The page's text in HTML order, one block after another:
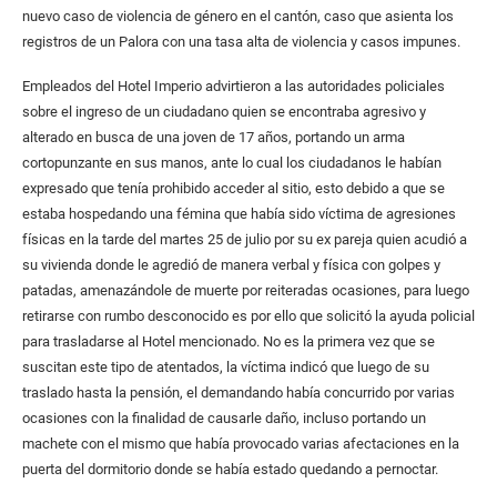
nuevo caso de violencia de género en el cantón, caso que asienta los
registros de un Palora con una tasa alta de violencia y casos impunes.
Empleados del Hotel Imperio advirtieron a las autoridades policiales
sobre el ingreso de un ciudadano quien se encontraba agresivo y
alterado en busca de una joven de 17 años, portando un arma
cortopunzante en sus manos, ante lo cual los ciudadanos le habían
expresado que tenía prohibido acceder al sitio, esto debido a que se
estaba hospedando una fémina que había sido víctima de agresiones
físicas en la tarde del martes 25 de julio por su ex pareja quien acudió a
su vivienda donde le agredió de manera verbal y física con golpes y
patadas, amenazándole de muerte por reiteradas ocasiones, para luego
retirarse con rumbo desconocido es por ello que solicitó la ayuda policial
para trasladarse al Hotel mencionado. No es la primera vez que se
suscitan este tipo de atentados, la víctima indicó que luego de su
traslado hasta la pensión, el demandando había concurrido por varias
ocasiones con la finalidad de causarle daño, incluso portando un
machete con el mismo que había provocado varias afectaciones en la
puerta del dormitorio donde se había estado quedando a pernoctar.